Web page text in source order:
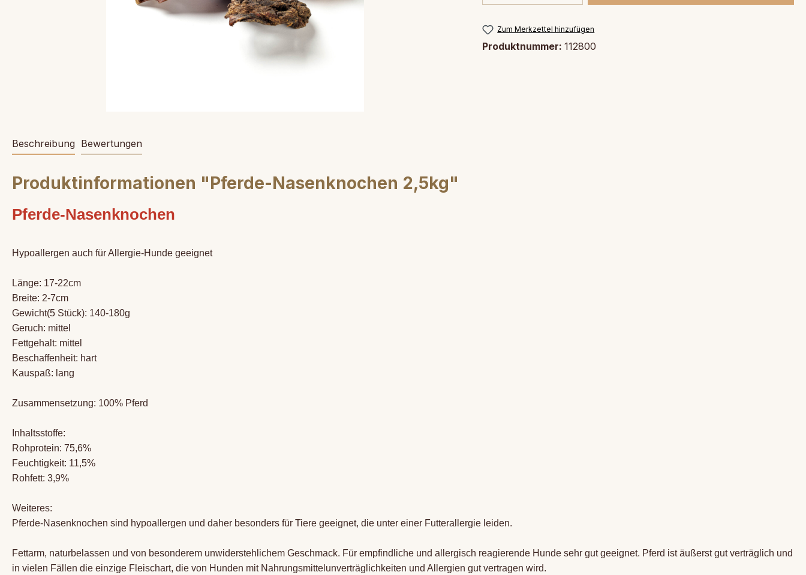
Zum Merkzettel hinzufügen
Produktnummer: 112800
Beschreibung Bewertungen
Produktinformationen "Pferde-Nasenknochen 2,5kg"
Pferde-Nasenknochen
Hypoallergen auch für Allergie-Hunde geeignet
Länge: 17-22cm
Breite: 2-7cm
Gewicht(5 Stück): 140-180g
Geruch: mittel
Fettgehalt: mittel
Beschaffenheit: hart
Kauspaß: lang
Zusammensetzung: 100% Pferd
Inhaltsstoffe:
Rohprotein: 75,6%
Feuchtigkeit: 11,5%
Rohfett: 3,9%
Weiteres:
Pferde-Nasenknochen sind hypoallergen und daher besonders für Tiere geeignet, die unter einer Futterallergie leiden.
Fettarm, naturbelassen und von besonderem unwiderstehlichem Geschmack. Für empfindliche und allergisch reagierende Hunde sehr gut geeignet. Pferd ist äußerst gut verträglich und
in vielen Fällen die einzige Fleischart, die von Hunden mit Nahrungsmittelunverträglichkeiten und Allergien gut vertragen wird.